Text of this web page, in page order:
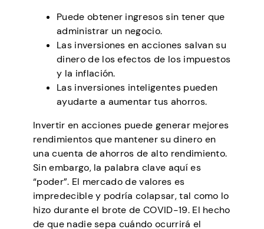
Puede obtener ingresos sin tener que
administrar un negocio.
Las inversiones en acciones salvan su
dinero de los efectos de los impuestos
y la inflación.
Las inversiones inteligentes pueden
ayudarte a aumentar tus ahorros.
Invertir en acciones puede generar mejores
rendimientos que mantener su dinero en
una cuenta de ahorros de alto rendimiento.
Sin embargo, la palabra clave aquí es
“poder”. El mercado de valores es
impredecible y podría colapsar, tal como lo
hizo durante el brote de COVID-19. El hecho
de que nadie sepa cuándo ocurrirá el